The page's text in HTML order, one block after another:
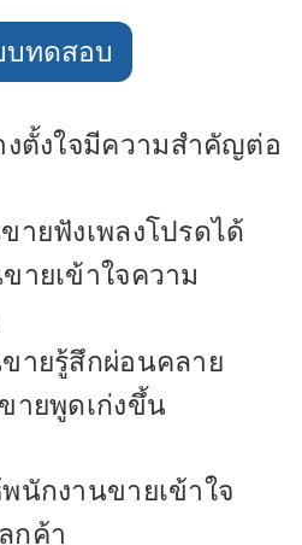
ทดสอบ
งตั้งใจมีความสำคัญต่อ
ายฟังเพลงโปรดได้
ายเข้าใจความ
ายรู้สึกผ่อนคลาย
ายพูดเก่งขึ้น
นักงานขายเข้าใจ
กค้า